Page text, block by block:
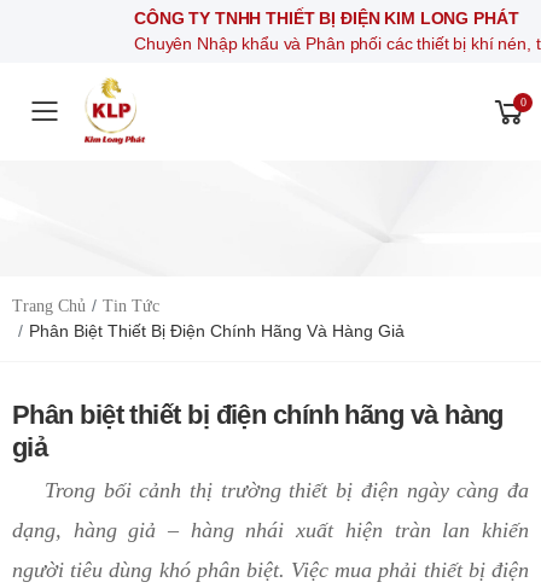
CÔNG TY TNHH THIẾT BỊ ĐIỆN KIM LONG PHÁT
Chuyên Nhập khẩu và Phân phối các thiết bị khí nén, thiết bị điện tự
Toggle mobile menu
0
Trang Chủ Tin Tức
Phân Biệt Thiết Bị Điện Chính Hãng Và Hàng Giả
Phân biệt thiết bị điện chính hãng và hàng
giả
Trong bối cảnh thị trường thiết bị điện ngày càng đa
dạng, hàng giả – hàng nhái xuất hiện tràn lan khiến
người tiêu dùng khó phân biệt. Việc mua phải thiết bị điện